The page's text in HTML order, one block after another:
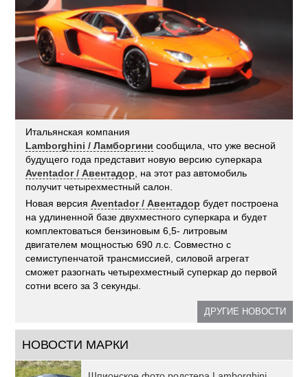
Итальянская компания
Lamborghini / Ламборгини сообщила, что уже весной
будущего года представит новую версию суперкара
Aventador / Авентадор , на этот раз автомобиль
получит четырехместный салон.
Новая версияAventador / Авентадор будет построена
на удлиненной базе двухместного суперкара и будет
комплектоваться бензиновым 6,5- литровым
двигателем мощностью 690 л.с. Совместно с
семиступенчатой трансмиссией, силовой агрегат
сможет разогнать четырехместный суперкар до первой
сотни всего за 3 секунды.
ДРУГИЕ НОВОСТИ
НОВОСТИ МАРКИ